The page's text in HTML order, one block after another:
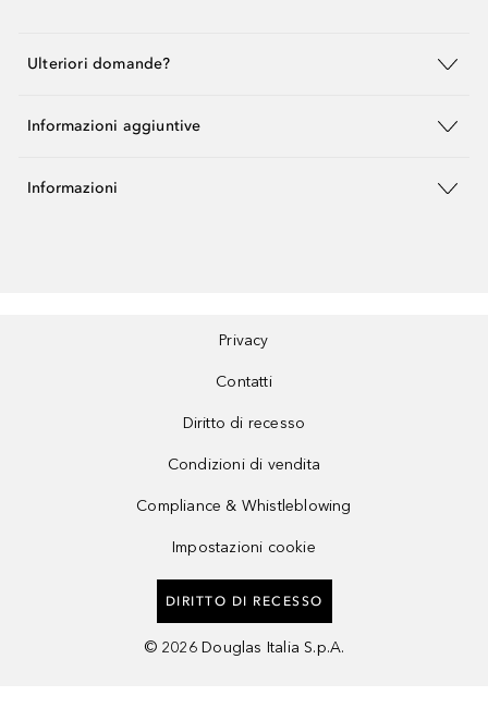
Ulteriori domande?
Informazioni aggiuntive
Informazioni
Privacy
Contatti
Diritto di recesso
Condizioni di vendita
Compliance & Whistleblowing
Impostazioni cookie
DIRITTO DI RECESSO
© 2026 Douglas Italia S.p.A.